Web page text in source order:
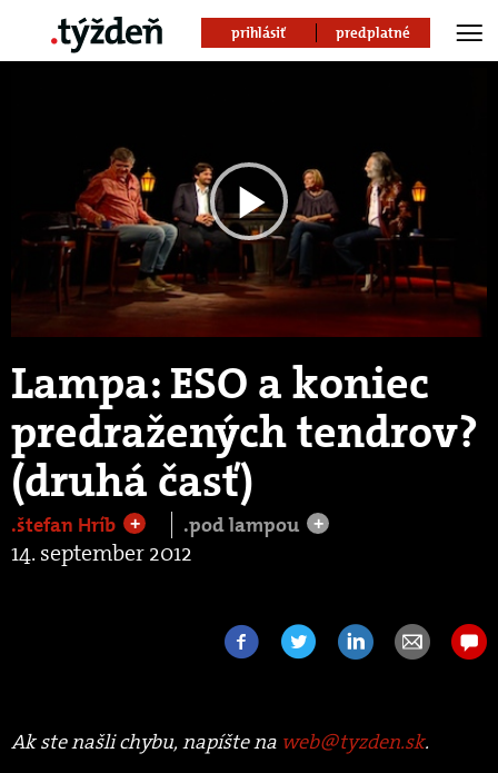
prihlásiť predplatné
Play
Video
Lampa: ESO a koniec
predražených tendrov?
(druhá časť)
.štefan Hríb + .pod lampou +
14. september 2012
Ak ste našli chybu, napíšte na web@tyzden.sk.